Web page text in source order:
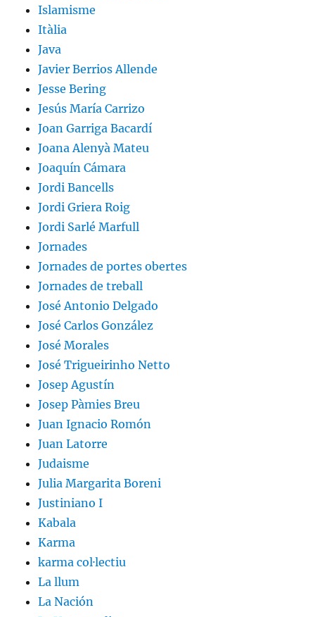
Islamisme
Itàlia
Java
Javier Berrios Allende
Jesse Bering
Jesús María Carrizo
Joan Garriga Bacardí
Joana Alenyà Mateu
Joaquín Cámara
Jordi Bancells
Jordi Griera Roig
Jordi Sarlé Marfull
Jornades
Jornades de portes obertes
Jornades de treball
José Antonio Delgado
José Carlos González
José Morales
José Trigueirinho Netto
Josep Agustín
Josep Pàmies Breu
Juan Ignacio Romón
Juan Latorre
Judaisme
Julia Margarita Boreni
Justiniano I
Kabala
Karma
karma col·lectiu
La llum
La Nación